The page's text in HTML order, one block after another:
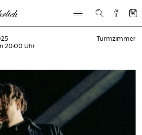
20:00 Uhr
Turmzimmer